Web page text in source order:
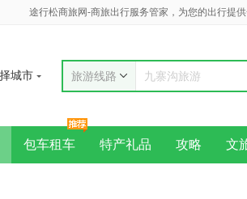
途行松商旅网-商旅出行服务管家，为您的出行提供
城市 旅游线路
包车租车 特产礼品 攻略 文